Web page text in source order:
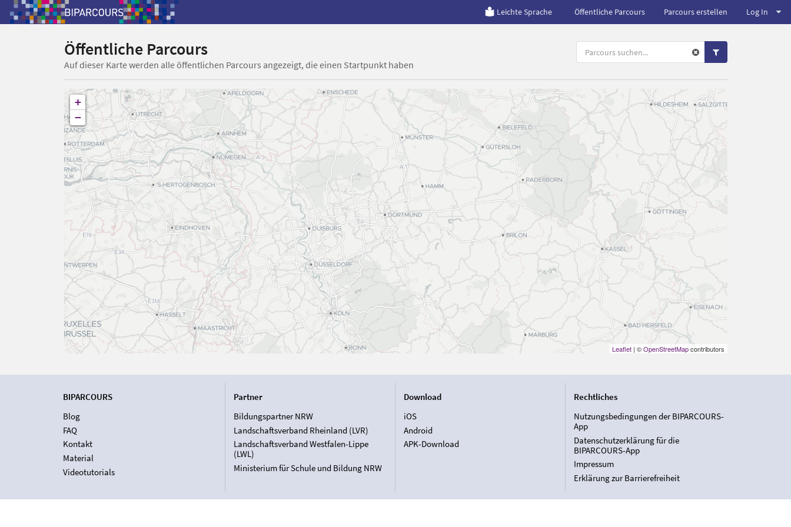
Leichte Sprache Öffentliche Parcours Parcours erstellen Log In
Öffentliche Parcours
Auf dieser Karte werden alle öffentlichen Parcours angezeigt, die einen Startpunkt haben
+
−
Leaflet| ©OpenStreetMapcontributors
BIPARCOURS
Blog
FAQ
Kontakt
Material
Videotutorials
Partner
Bildungspartner NRW
Landschaftsverband Rheinland (LVR)
Landschaftsverband Westfalen-Lippe
(LWL)
Ministerium für Schule und Bildung NRW
Download
iOS
Android
APK-Download
Rechtliches
Nutzungsbedingungen der BIPARCOURS-
App
Datenschutzerklärung für die
BIPARCOURS-App
Impressum
Erklärung zur Barrierefreiheit